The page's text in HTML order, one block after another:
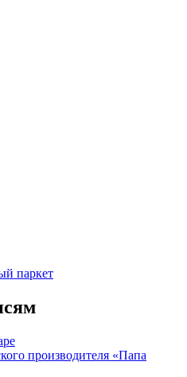
паркет
производителя «Папа